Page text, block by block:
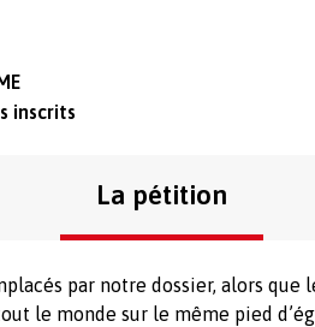
inscrits
La pétition
par notre dossier, alors que
le monde sur le même pied